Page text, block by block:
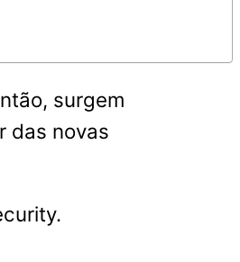
surgem
das novas